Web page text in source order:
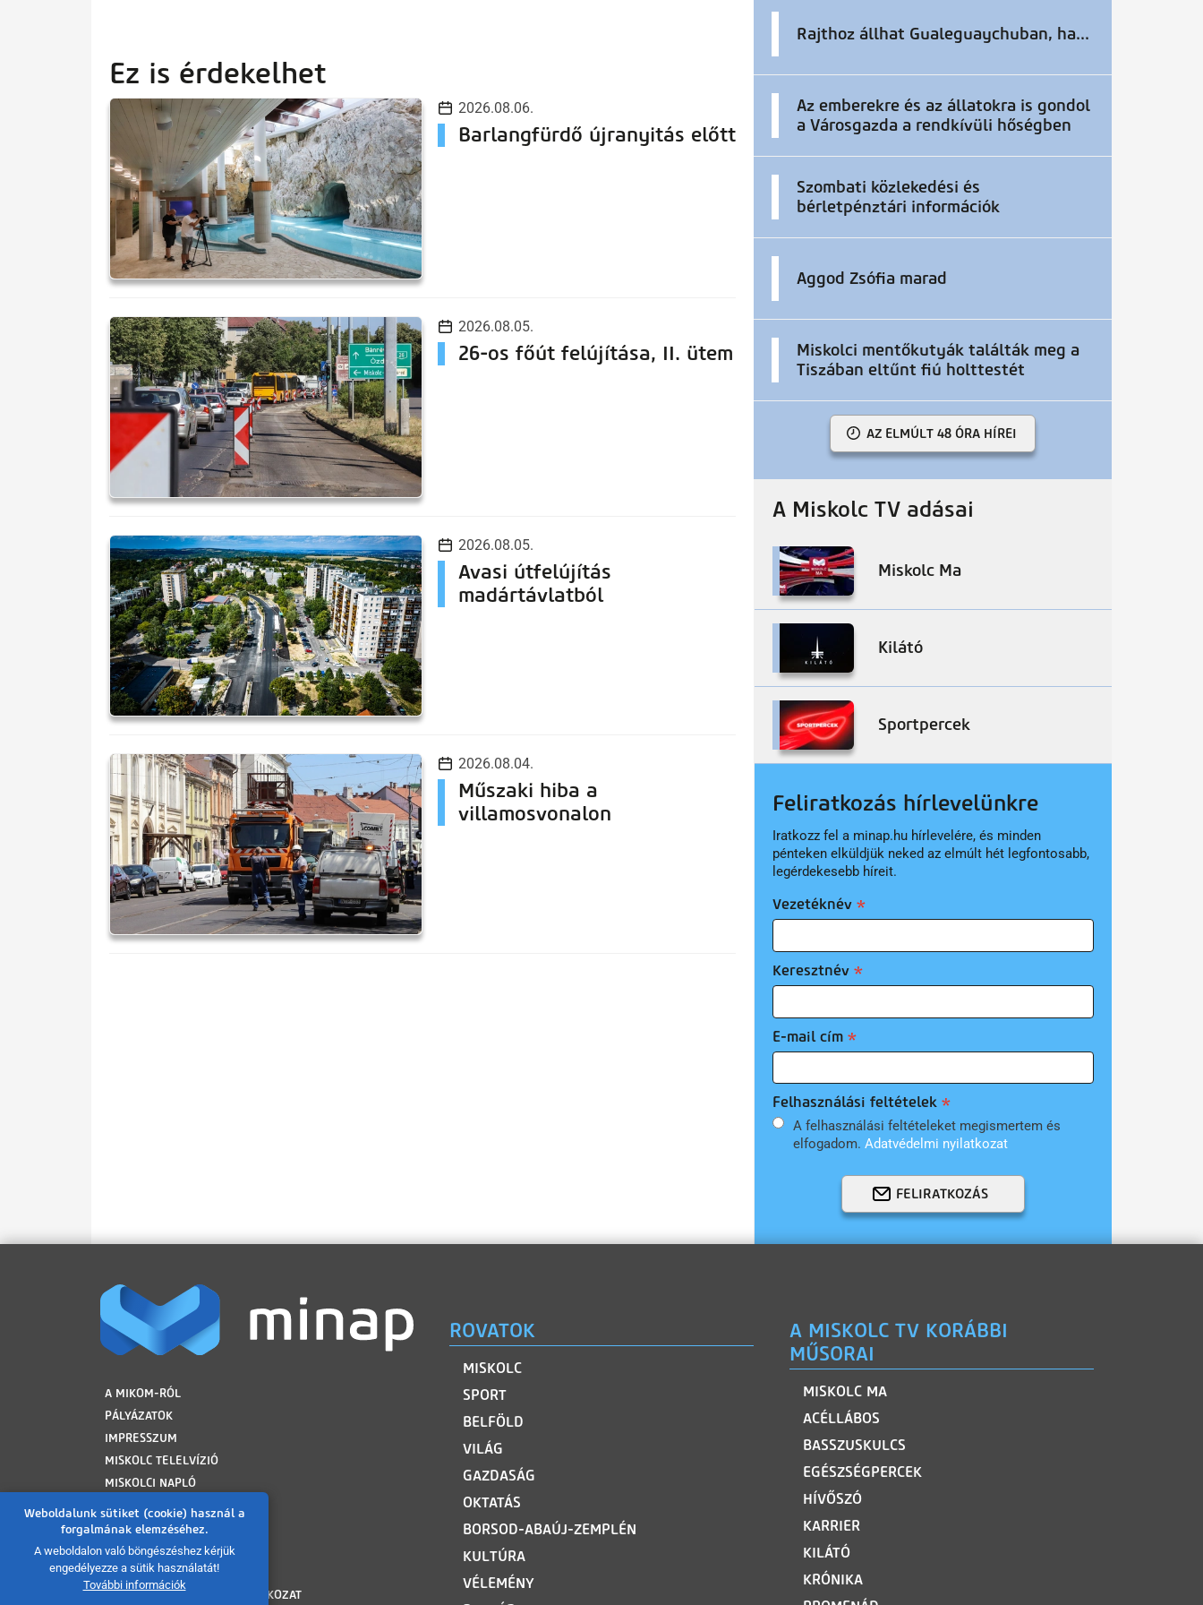
Weboldalunk sütiket (cookie) használ a
forgalmának elemzéséhez.
A weboldalon való böngészéshez kérjük
engedélyezze a sütik használatát!
További információk
Ez is érdekelhet
2026.08.06.
Barlangfürdő újranyitás előtt
2026.08.05.
26-os főút felújítása, II. ütem
2026.08.05.
Avasi útfelújítás
madártávlatból
2026.08.04.
Műszaki hiba a
villamosvonalon
Rajthoz állhat Gualeguaychuban, ha...
Az emberekre és az állatokra is gondol
a Városgazda a rendkívüli hőségben
Szombati közlekedési és
bérletpénztári információk
Aggod Zsófia marad
Miskolci mentőkutyák találták meg a
Tiszában eltűnt fiú holttestét
AZ ELMÚLT 48 ÓRA HÍREI
A Miskolc TV adásai
Miskolc Ma
Kilátó
Sportpercek
Feliratkozás hírlevelünkre
Iratkozz fel a minap.hu hírlevelére, és minden
pénteken elküldjük neked az elmúlt hét legfontosabb,
legérdekesebb híreit.
Vezetéknév
Keresztnév
E-mail cím
Felhasználási feltételek
A felhasználási feltételeket megismertem és
elfogadom. Adatvédelmi nyilatkozat
FELIRATKOZÁS
LÁBLÉC
A MIKOM-RÓL
PÁLYÁZATOK
IMPRESSZUM
MISKOLC TELELVÍZIÓ
MISKOLCI NAPLÓ
FELHASZNÁLÁSI FELTÉTELEK
ADATVÉDELMI TÁJÉKOZTATÓ
SÜTI TÁJÉKOZTATÓ
AKADÁLYMENTESÍTÉSI NYILATKOZAT
ROVATOK
MISKOLC
SPORT
BELFÖLD
VILÁG
GAZDASÁG
OKTATÁS
BORSOD-ABAÚJ-ZEMPLÉN
KULTÚRA
VÉLEMÉNY
A MISKOLC TV KORÁBBI
MŰSORAI
MISKOLC MA
ACÉLLÁBOS
BASSZUSKULCS
EGÉSZSÉGPERCEK
HÍVŐSZÓ
KARRIER
KILÁTÓ
KRÓNIKA